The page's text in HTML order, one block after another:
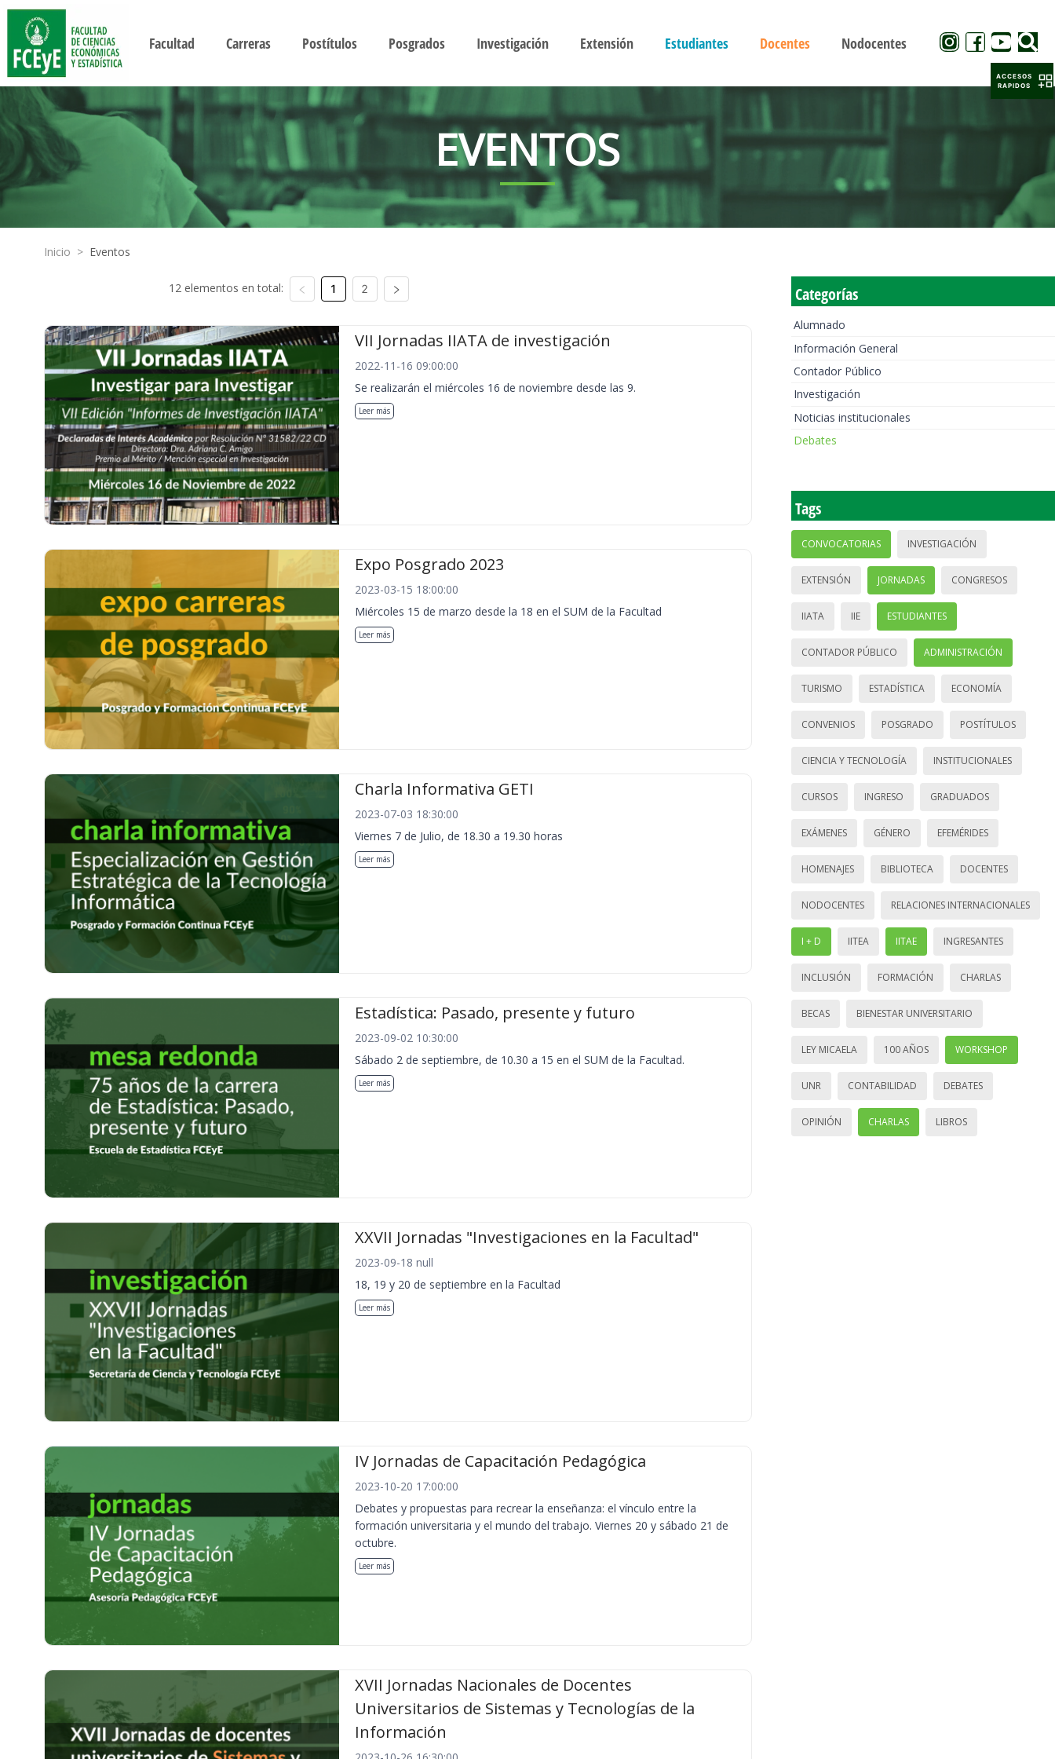
Facultad Carreras Postítulos Posgrados Investigación Extensión Estudiantes Docentes Nodocentes
EVENTOS
Inicio > Eventos
12 elementos en total: 1 2
VII Jornadas IIATA de investigación
2022-11-16 09:00:00
Se realizarán el miércoles 16 de noviembre desde las 9.
Leer más
Expo Posgrado 2023
2023-03-15 18:00:00
Miércoles 15 de marzo desde la 18 en el SUM de la Facultad
Leer más
Charla Informativa GETI
2023-07-03 18:30:00
Viernes 7 de Julio, de 18.30 a 19.30 horas
Leer más
Estadística: Pasado, presente y futuro
2023-09-02 10:30:00
Sábado 2 de septiembre, de 10.30 a 15 en el SUM de la Facultad.
Leer más
XXVII Jornadas "Investigaciones en la Facultad"
2023-09-18 null
18, 19 y 20 de septiembre en la Facultad
Leer más
IV Jornadas de Capacitación Pedagógica
2023-10-20 17:00:00
Debates y propuestas para recrear la enseñanza: el vínculo entre la
formación universitaria y el mundo del trabajo. Viernes 20 y sábado 21 de
octubre.
Leer más
XVII Jornadas Nacionales de Docentes
Universitarios de Sistemas y Tecnologías de la
Información
Categorías
Alumnado
Información General
Contador Público
Investigación
Noticias institucionales
Debates
Tags
CONVOCATORIAS INVESTIGACIÓN
EXTENSIÓN JORNADAS CONGRESOS
IIATA IIE ESTUDIANTES
CONTADOR PÚBLICO ADMINISTRACIÓN
TURISMO ESTADÍSTICA ECONOMÍA
CONVENIOS POSGRADO POSTÍTULOS
CIENCIA Y TECNOLOGÍA INSTITUCIONALES
CURSOS INGRESO GRADUADOS
EXÁMENES GÉNERO EFEMÉRIDES
HOMENAJES BIBLIOTECA DOCENTES
NODOCENTES RELACIONES INTERNACIONALES
I + D IITEA IITAE INGRESANTES
INCLUSIÓN FORMACIÓN CHARLAS
BECAS BIENESTAR UNIVERSITARIO
LEY MICAELA 100 AÑOS WORKSHOP
UNR CONTABILIDAD DEBATES
OPINIÓN CHARLAS LIBROS
ACCESOS
RAPIDOS